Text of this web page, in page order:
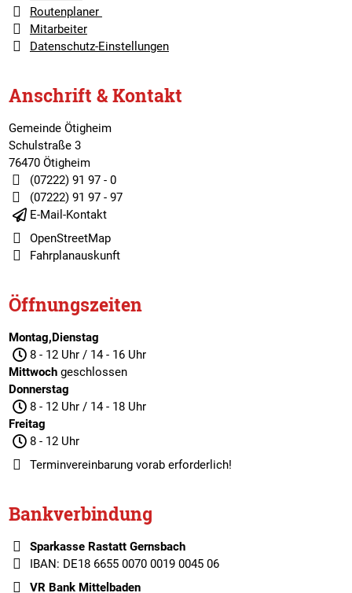
Routenplaner
Mitarbeiter
Datenschutz-Einstellungen
Anschrift & Kontakt
Gemeinde Ötigheim
Schulstraße 3
76470 Ötigheim
(07222) 91 97 - 0
(07222) 91 97 - 97
E-Mail-Kontakt
OpenStreetMap
Fahrplanauskunft
Öffnungszeiten
Montag,Dienstag
8 - 12 Uhr / 14 - 16 Uhr
Mittwochgeschlossen
Donnerstag
8 - 12 Uhr / 14 - 18 Uhr
Freitag
8 - 12 Uhr
Terminvereinbarungvorab erforderlich!
Bankverbindung
Sparkasse Rastatt Gernsbach
IBAN: DE18 6655 0070 0019 0045 06
VR Bank Mittelbaden